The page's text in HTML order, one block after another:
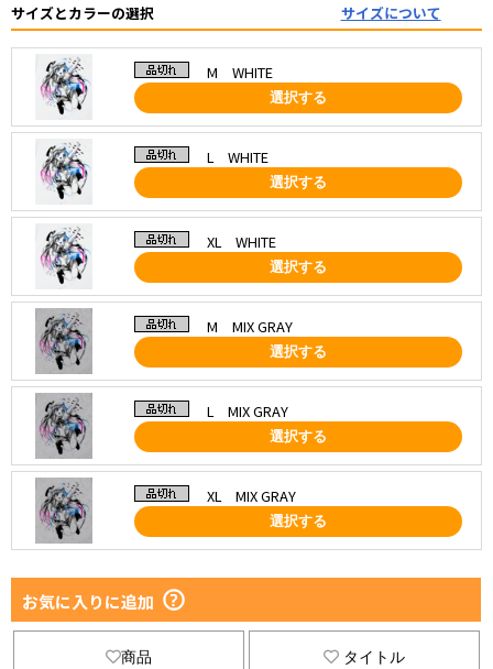
サイズとカラーの選択 サイズについて
M WHITE
選択する
L WHITE
選択する
XL WHITE
選択する
M MIX GRAY
選択する
L MIX GRAY
選択する
XL MIX GRAY
選択する
お気に入りに追加
商品 タイトル